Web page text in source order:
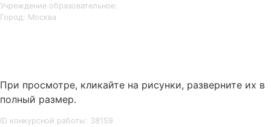
Учреждение образовательное:
Город: Москва
При просмотре, кликайте на рисунки, разверните их в
полный размер.
ID конкурсной работы: 38159